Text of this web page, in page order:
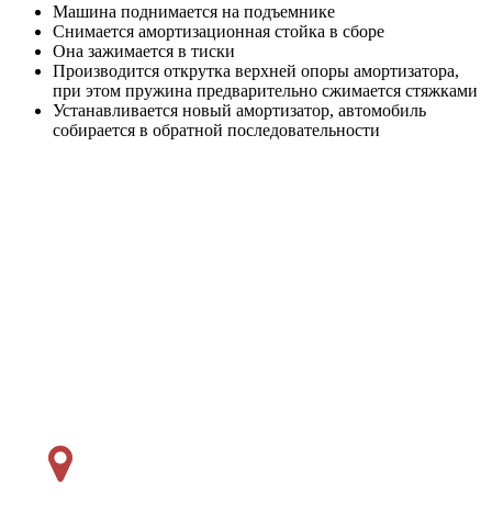
Машина поднимается на подъемнике
Снимается амортизационная стойка в сборе
Она зажимается в тиски
Производится открутка верхней опоры амортизатора,
при этом пружина предварительно сжимается стяжками
Устанавливается новый амортизатор, автомобиль
собирается в обратной последовательности